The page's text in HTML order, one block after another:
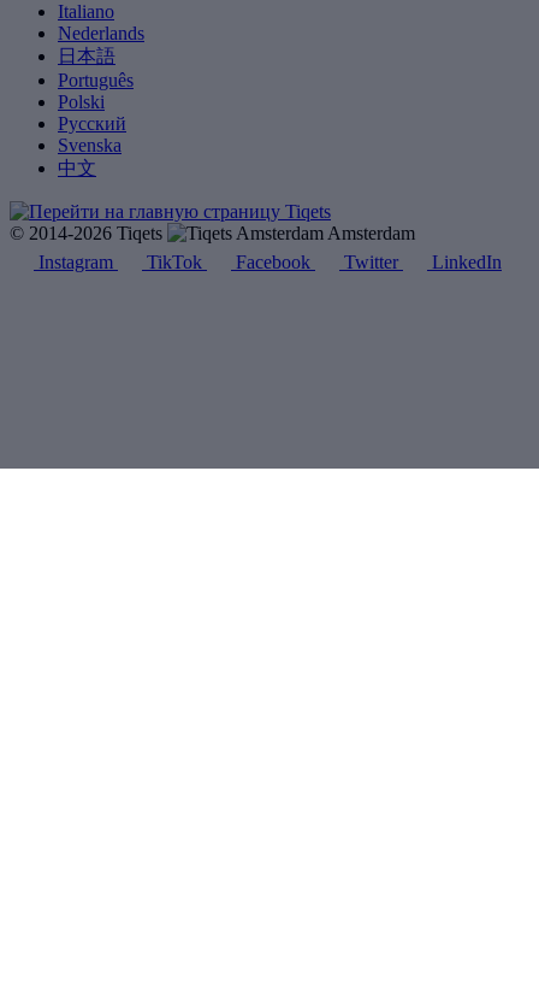
Italiano
Nederlands
日本語
Português
Polski
Русский
Svenska
中文
© 2014-2026 Tiqets
Amsterdam
Instagram
TikTok Facebook Twitter LinkedIn